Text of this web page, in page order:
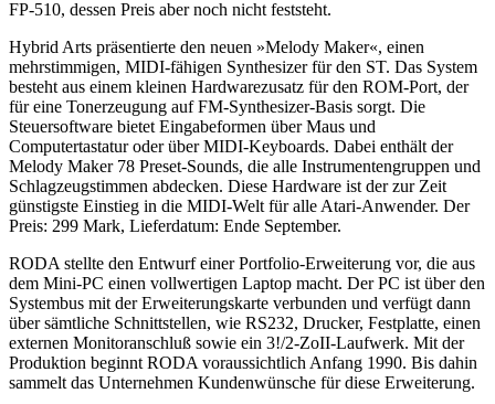
FP-510, dessen Preis aber noch nicht feststeht.
Hybrid Arts präsentierte den neuen »Melody Maker«, einen
mehrstimmigen, MIDI-fähigen Synthesizer für den ST. Das System
besteht aus einem kleinen Hardwarezusatz für den ROM-Port, der
für eine Tonerzeugung auf FM-Synthesizer-Basis sorgt. Die
Steuersoftware bietet Eingabeformen über Maus und
Computertastatur oder über MIDI-Keyboards. Dabei enthält der
Melody Maker 78 Preset-Sounds, die alle Instrumentengruppen und
Schlagzeugstimmen abdecken. Diese Hardware ist der zur Zeit
günstigste Einstieg in die MIDI-Welt für alle Atari-Anwender. Der
Preis: 299 Mark, Lieferdatum: Ende September.
RODA stellte den Entwurf einer Portfolio-Erweiterung vor, die aus
dem Mini-PC einen vollwertigen Laptop macht. Der PC ist über den
Systembus mit der Erweiterungskarte verbunden und verfügt dann
über sämtliche Schnittstellen, wie RS232, Drucker, Festplatte, einen
externen Monitoranschluß sowie ein 3!/2-ZoII-Laufwerk. Mit der
Produktion beginnt RODA voraussichtlich Anfang 1990. Bis dahin
sammelt das Unternehmen Kundenwünsche für diese Erweiterung.